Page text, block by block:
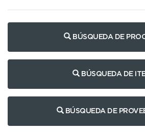
BÚSQUEDA DE
BÚSQUEDA DE
BÚSQUEDA DE